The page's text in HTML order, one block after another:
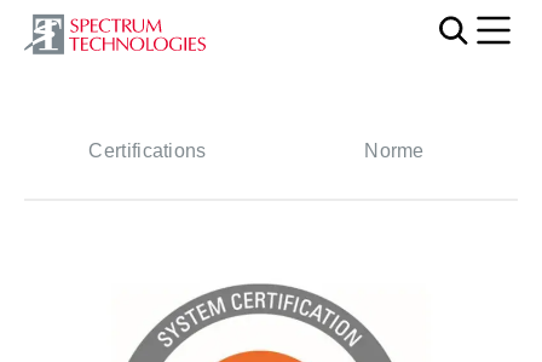
Certifications Norme